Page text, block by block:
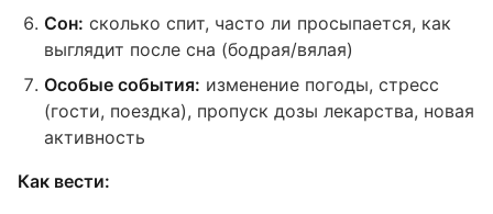
Сон: сколько спит, часто ли просыпается, как
выглядит после сна (бодрая/вялая)
Особые события: изменение погоды, стресс
(гости, поездка), пропуск дозы лекарства, новая
активность
Как вести: